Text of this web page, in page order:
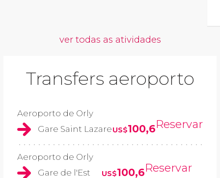
ver todas as atividades
Transfers aeroporto
Aeroporto de Orly
Gare Saint LazareUS$100,6Reservar
Aeroporto de Orly
Gare de l'Est
US$100,6Reservar